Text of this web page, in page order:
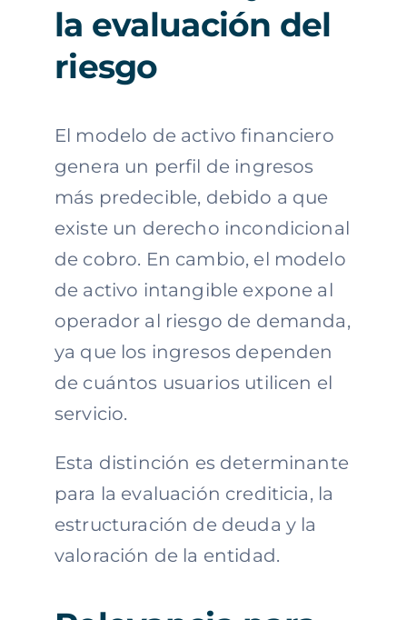
la evaluación del
riesgo
El modelo de activo financiero
genera un perfil de ingresos
más predecible, debido a que
existe un derecho incondicional
de cobro. En cambio, el modelo
de activo intangible expone al
operador al riesgo de demanda,
ya que los ingresos dependen
de cuántos usuarios utilicen el
servicio.
Esta distinción es determinante
para la evaluación crediticia, la
estructuración de deuda y la
valoración de la entidad.